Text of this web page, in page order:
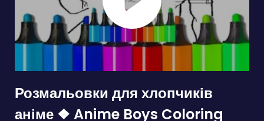
Розмальовки для хлопчиків
аніме ❖ Anime Boys Coloring